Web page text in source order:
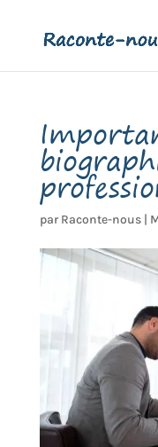
par Raconte-nous|